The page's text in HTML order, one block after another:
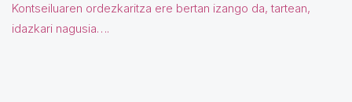
Kontseiluaren ordezkaritza ere bertan izango da, tartean,
idazkari nagusia….